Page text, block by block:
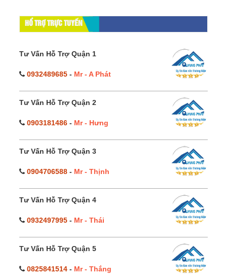
HỔ TRỢ TRỰC TUYẾN
Tư Vấn Hỗ Trợ Quận 1
0932489685 - Mr - A Phát
Tư Vấn Hỗ Trợ Quận 2
0903181486 - Mr - Hưng
Tư Vấn Hỗ Trợ Quận 3
0904706588 - Mr - Thịnh
Tư Vấn Hỗ Trợ Quận 4
0932497995 - Mr - Thái
Tư Vấn Hỗ Trợ Quận 5
0825841514 - Mr - Thắng